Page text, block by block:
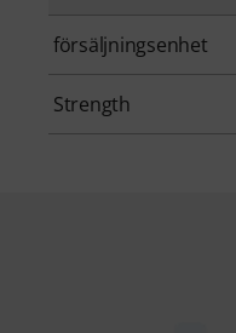
försäljningsenhet
Strength